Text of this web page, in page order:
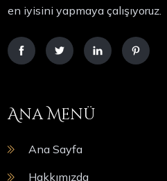
en iyisini yapmaya çalışıyoruz.
Ana Menü
Ana Sayfa
Hakkımızda